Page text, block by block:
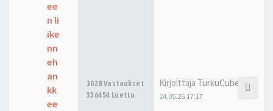
ee
n li
ike
nn
eh
an
kk
ee
1028 Vastaukset
336454 Luettu
Kirjoittaja TurkuCubed
24.05.26 17:17